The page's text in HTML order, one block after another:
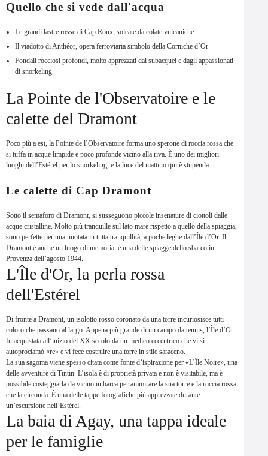
Quello che si vede dall'acqua
Le grandi lastre rosse di Cap Roux, solcate da colate vulcaniche
Il viadotto di Anthéor, opera ferroviaria simbolo della Corniche d’Or
Fondali rocciosi profondi, molto apprezzati dai subacquei e dagli appassionati
di snorkeling
La Pointe de l'Observatoire e le
calette del Dramont
Poco più a est, la Pointe de l’Observatoire forma uno sperone di roccia rossa che
si tuffa in acque limpide e poco profonde vicino alla riva. È uno dei migliori
luoghi dell’Estérel per lo snorkeling, e la luce del mattino qui è stupenda.
Le calette di Cap Dramont
Sotto il semaforo di Dramont, si susseguono piccole insenature di ciottoli dalle
acque cristalline. Molto più tranquille sul lato mare rispetto a quello della spiaggia,
sono perfette per una nuotata in tutta tranquillità, a poche leghe dall’Île d’Or. Il
Dramont è anche un luogo di memoria: è una delle spiagge dello sbarco in
Provenza dell’agosto 1944.
L'Île d'Or, la perla rossa
dell'Estérel
Di fronte a Dramont, un isolotto rosso coronato da una torre incuriosisce tutti
coloro che passano al largo. Appena più grande di un campo da tennis, l’Île d’Or
fu acquistata all’inizio del XX secolo da un medico eccentrico che vi si
autoproclamò «re» e vi fece costruire una torre in stile saraceno.
La sua sagoma viene spesso citata come fonte d’ispirazione per «L’Île Noire», una
delle avventure di Tintin. L’isola è di proprietà privata e non è visitabile, ma è
possibile costeggiarla da vicino in barca per ammirare la sua torre e la roccia rossa
che la circonda. È una delle tappe fotografiche più apprezzate durante
un’escursione nell’Estérel.
La baia di Agay, una tappa ideale
per le famiglie